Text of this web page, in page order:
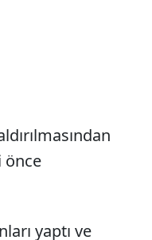
önce
yaptı ve